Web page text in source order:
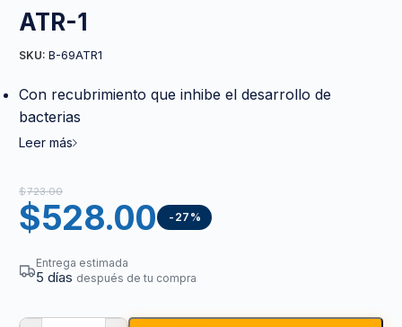
ATR-1
SKU: B-69ATR1
Con recubrimiento que inhibe el desarrollo de
bacterias
Leer más
$723.00
$528.00 -27%
Entrega estimada
5 días después de tu compra